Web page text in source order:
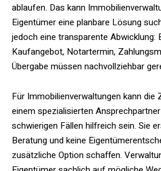
ablaufen. Das kann
Eigentümer eine planbare Lösung
jedoch eine transparente Abwicklung:
Kaufangebot, Notartermin,
Übergabe müssen nachvollziehbar
Für Immobilienverwaltungen kann
einem spezialisierten
schwierigen Fällen hilfreich sein. Sie
Beratung und keine
zusätzliche Option schaffen.